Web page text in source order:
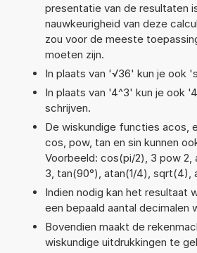
presentatie van de resultaten
nauwkeurigheid van deze
zou voor de meeste
moeten zijn.
In plaats van '√36' kun je ook
In plaats van '4^3' kun je ook
schrijven.
De wiskundige functies acos,
cos, pow, tan en sin kunnen
Voorbeeld: cos(pi/2), 3 pow 2,
3, tan(90°), atan(1/4), sqrt(4),
Indien nodig kan het resultaat
een bepaald aantal decimalen
Bovendien maakt de
wiskundige uitdrukkingen te